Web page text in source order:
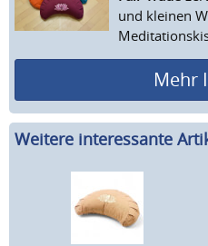
und kleinen
Mehr
Weitere interessante